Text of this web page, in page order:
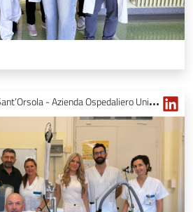
- Azienda Ospedaliero Universitaria di Bologna